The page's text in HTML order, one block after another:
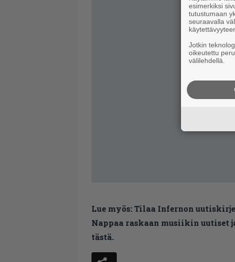
Lue myös:Tilaa Infernon
Nappaa raskaan musiikin uutiset
tästä.
esimerkiksi
tutustumaan
seuraavalla
Jotkin
oikeutettu
välilehdellä.